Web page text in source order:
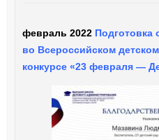
февраль 2022 Подготовка
во Всероссийском
конкурсе «23 февраля —